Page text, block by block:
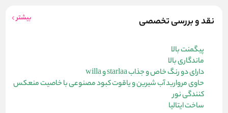
نقد و بررسی تخصصی بیشتر
پیگمنت بالا
ماندگاری بالا
دارای دو رنگ خاص و جذاب starlaa و willa
حاوی مروارید آب شیرین و یاقوت کبود مصنوعی با خاصیت منعکس
کنندگی نور
ساخت ایتالیا